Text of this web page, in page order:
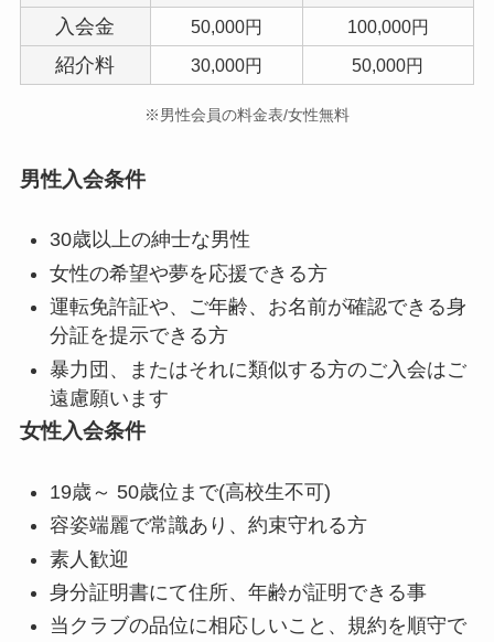
入会金
50,000円 100,000円
紹介料 30,000円 50,000円
※男性会員の料金表/女性無料
男性入会条件
30歳以上の紳士な男性
女性の希望や夢を応援できる方
運転免許証や、ご年齢、お名前が確認できる身
分証を提示できる方
暴力団、またはそれに類似する方のご入会はご
遠慮願います
女性入会条件
19歳～ 50歳位まで(高校生不可)
容姿端麗で常識あり、約束守れる方
素人歓迎
身分証明書にて住所、年齢が証明できる事
当クラブの品位に相応しいこと、規約を順守で